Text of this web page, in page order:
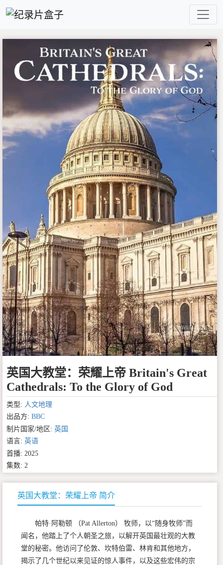
英国大教堂：荣耀上帝 Britain's Great
Cathedrals: To the Glory of God
类型: 人文地理
出品方: BBC
制片国家/地区: 英国
语言: 英语
首播: 2025
集数: 2
英国大教堂：荣耀上帝 简介
帕特·阿勒顿 （Pat Allerton） 牧师，以“随身牧师”而
闻名，他踏上了个人朝圣之旅，以解开英国最壮观的大教
堂的秘密。他访问了伦敦、坎特伯雷、林肯和其他地方，
揭示了几个世纪以来见证的惊人事件，以及这些宏伟的宗